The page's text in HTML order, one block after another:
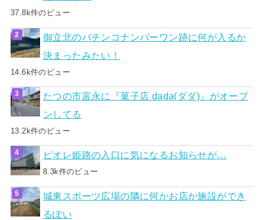
37.8k件のビュー
御立北のパチンコナンバーワン跡に何が入るか
決まったみたい！
14.6k件のビュー
たつの市富永に『菓子店 dada(ダダ)』がオープ
ンしてる
13.2k件のビュー
ピオレ姫路の入口に気になるお知らせが…
8.3k件のビュー
城東スポーツ広場の隣に何かお店か施設ができ
るぽい